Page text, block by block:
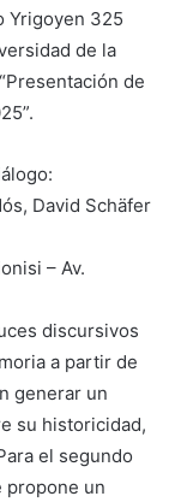
Yrigoyen 325
de la
de
David Schäfer
– Av.
discursivos
a partir de
generar un
su historicidad,
el segundo
propone un